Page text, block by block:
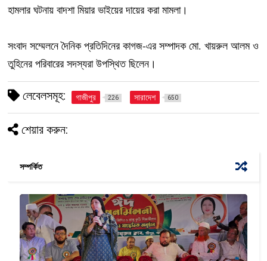
হামলার ঘটনায় বাদশা মিয়ার ভাইয়ের দায়ের করা মামলা।
সংবাদ সম্মেলনে দৈনিক প্রতিদিনের কাগজ-এর সম্পাদক মো. খায়রুল আলম ও
তুহিনের পরিবারের সদস্যরা উপস্থিত ছিলেন।
লেবেলসমূহ: গাজীপুর 226 সারাদেশ 650
শেয়ার করুন:
সম্পর্কিত